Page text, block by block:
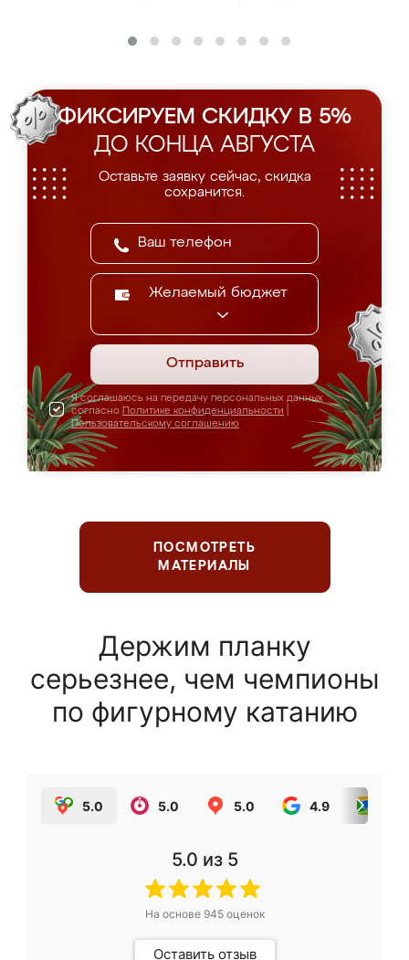
ФИКСИРУЕМ СКИДКУ В 5%
ДО КОНЦА АВГУСТА
Оставьте заявку сейчас, скидка
сохранится.
Желаемый бюджет
Отправить
Я соглашаюсь на передачу персональных данных
согласно Политике конфиденциальности
Пользовательскому соглашению
ПОСМОТРЕТЬ
МАТЕРИАЛЫ
Держим планку
серьезнее, чем чемпионы
по фигурному катанию
5.0 5.0 5.0 4.9
5.0 из 5
На основе 945оценок
Оставить отзыв